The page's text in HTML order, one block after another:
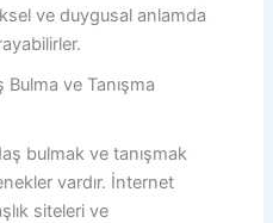
ve duygusal anlamda
ve Tanışma
bulmak ve tanışmak
vardır. İnternet
siteleri ve